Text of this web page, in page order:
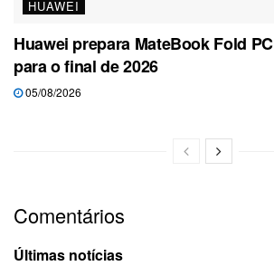
HUAWEI
Huawei prepara MateBook Fold
para o final de 2026
05/08/2026
Comentários
Últimas notícias